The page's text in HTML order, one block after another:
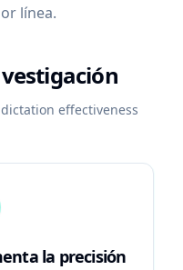
línea.
effectiveness
la precisión